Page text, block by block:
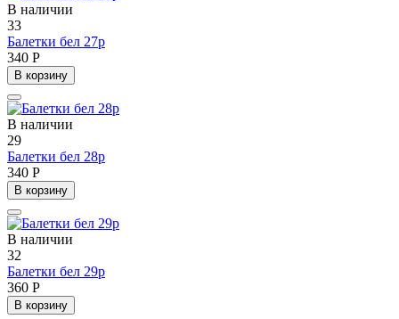
В наличии
33
Балетки бел 27р
340 Р
В корзину
В наличии
29
Балетки бел 28р
340 Р
В корзину
В наличии
32
Балетки бел 29р
360 Р
В корзину